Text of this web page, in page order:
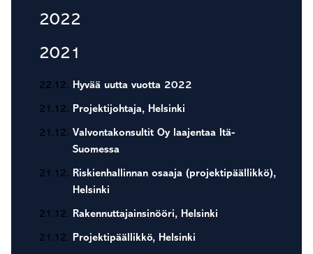
2022
2021
22.12. Hyvää uutta vuotta 2022
21.12. Projektijohtaja, Helsinki
21.12. Valvontakonsultit Oy laajentaa Itä-
Suomessa
21.12. Riskienhallinnan osaaja (projektipäällikkö),
Helsinki
21.12. Rakennuttajainsinööri, Helsinki
21.12. Projektipäällikkö, Helsinki